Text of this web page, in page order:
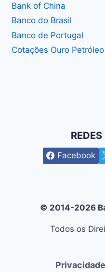
Bank of China
Banco do Brasil
Banco de Portugal
Cotações Ouro Petróleo
Facebook
© 2014-2026
Todos os